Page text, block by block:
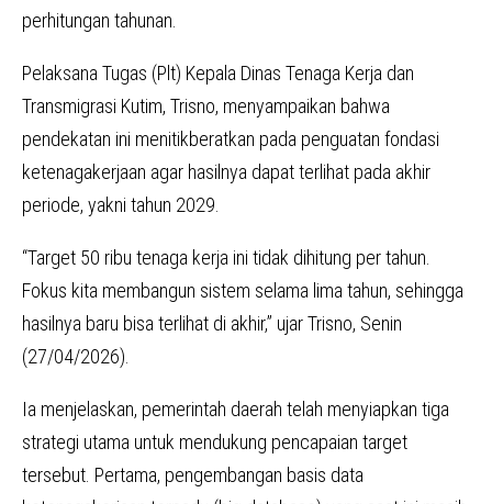
perhitungan tahunan.
Pelaksana Tugas (Plt) Kepala Dinas Tenaga Kerja dan
Transmigrasi Kutim, Trisno, menyampaikan bahwa
pendekatan ini menitikberatkan pada penguatan fondasi
ketenagakerjaan agar hasilnya dapat terlihat pada akhir
periode, yakni tahun 2029.
“Target 50 ribu tenaga kerja ini tidak dihitung per tahun.
Fokus kita membangun sistem selama lima tahun, sehingga
hasilnya baru bisa terlihat di akhir,” ujar Trisno, Senin
(27/04/2026).
Ia menjelaskan, pemerintah daerah telah menyiapkan tiga
strategi utama untuk mendukung pencapaian target
tersebut. Pertama, pengembangan basis data